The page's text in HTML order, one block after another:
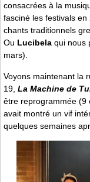
consacrées à la
fasciné les festivals
chants traditionnels
Ou Lucibela qui nous
mars).
Voyons maintenant la
19, La Machine de
être reprogrammée (9
avait montré un vif
quelques semaines